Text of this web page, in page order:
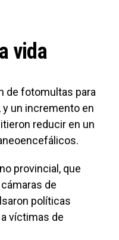
vida
de fotomultas para
un incremento en
reducir en un
provincial, que
de
políticas
víctimas de